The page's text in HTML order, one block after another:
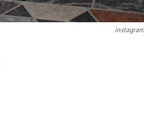
instagram